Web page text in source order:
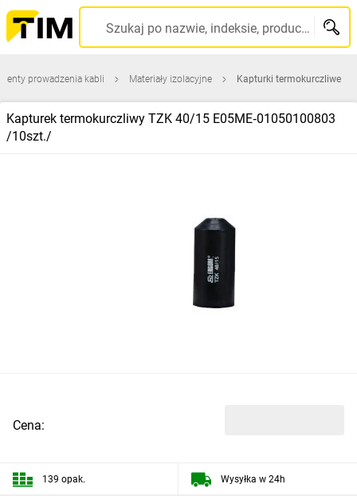
Szukaj po nazwie, indeksie, producencie, kodzie kreskowym...
prowadzenia kabli Materiały izolacyjne Kapturki termokurczliwe
Kapturek termokurczliwy TZK 40/15 E05ME‑01050100803
/10szt./
Cena:
139 opak. Wysyłka w 24h